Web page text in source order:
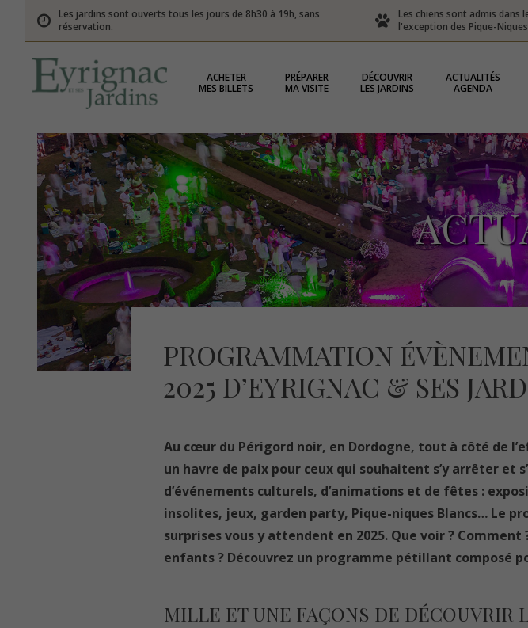
Les jardins sont ouverts tous les jours de 8h30 à 19h, sans
réservation.
Les chiens sont admis dans
l'exception des Pique-
ACHETER
MES BILLETS
PRÉPARER
MA VISITE
DÉCOUVRIR
LES JARDINS
ACTUALITÉS
AGENDA
PROGRAMMATION
2025 D’EYRIGNAC & SES
Au cœur du Périgord noir, en Dordogne, tout à côté de
un havre de paix pour ceux qui souhaitent s’y arrêter et
d’événements culturels, d’animations et de fêtes :
insolites, jeux, garden party, Pique-niques Blancs… Le
surprises vous y attendent en 2025. Que voir ?
enfants ? Découvrez un programme pétillant composé
MILLE ET UNE FAÇONS DE DÉCOUVRIR